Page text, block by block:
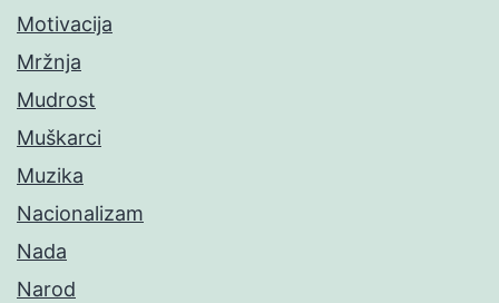
Motivacija
Mržnja
Mudrost
Muškarci
Muzika
Nacionalizam
Nada
Narod